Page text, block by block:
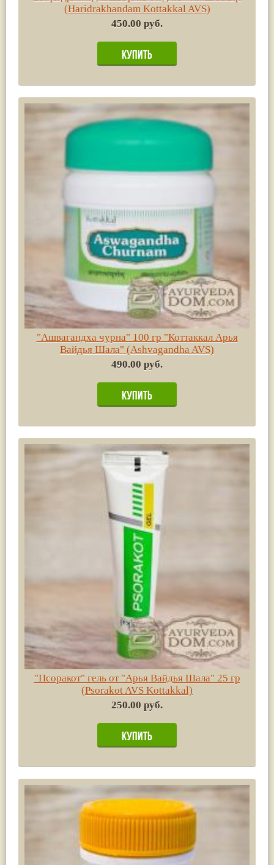
(Haridrakhandam Kottakkal AVS)
450.00 руб.
"Ашвагандха чурна" 100 гр "Коттаккал Арья
Вайдья Шала" (Ashvagandha AVS)
490.00 руб.
"Псоракот" гель от "Арья Вайдья Шала" 25 гр
(Psorakot AVS Kottakkal)
250.00 руб.